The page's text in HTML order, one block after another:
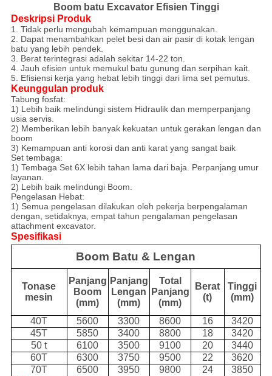
Boom batu Excavator Efisien Tinggi
Deskripsi Produk
1. Tidak perlu mengubah kemampuan menggunakan.
2. Dapat menambahkan pelet besi dan air pasir di kotak lengan
batu yang lebih pendek.
3. Berat terintegrasi adalah sekitar 14-22 ton.
4. Jauh efisien untuk memukul batu gunung dan serpihan kait.
5. Efisiensi kerja yang hebat lebih tinggi dari lima set pemutus.
Keunggulan produk
Tabung fosfat:
1) Lebih baik melindungi sistem Hidraulik dan memperpanjang
usia servis.
2) Memberikan lebih banyak kekuatan untuk gerakan lengan dan
boom
3) Kemampuan anti korosi dan anti karat yang sangat baik
Set tembaga:
1) Tembaga Set 6X lebih tahan lama dari baja. Perpanjang umur
layanan.
2) Lebih baik melindungi Boom.
Pengelasan Hebat:
1) Semua pengelasan dilakukan oleh pekerja berpengalaman
dengan, setidaknya, empat tahun pengalaman pengelasan
attachment excavator.
Spesifikasi
Boom Batu & Lengan
Tonase
mesin
Panjang
Boom
(mm)
Panjang
Lengan
(mm)
Total
Panjang
(mm)
Berat
(t)
Tinggi
(mm)
40T 5600 3300 8600 16
3420
45T
5850 3400 8800 18
3420
50 t
6100 3500 9100 20
3440
60T
6300 3750 9500 22
3620
70T
6500 3950 9800 24 3850